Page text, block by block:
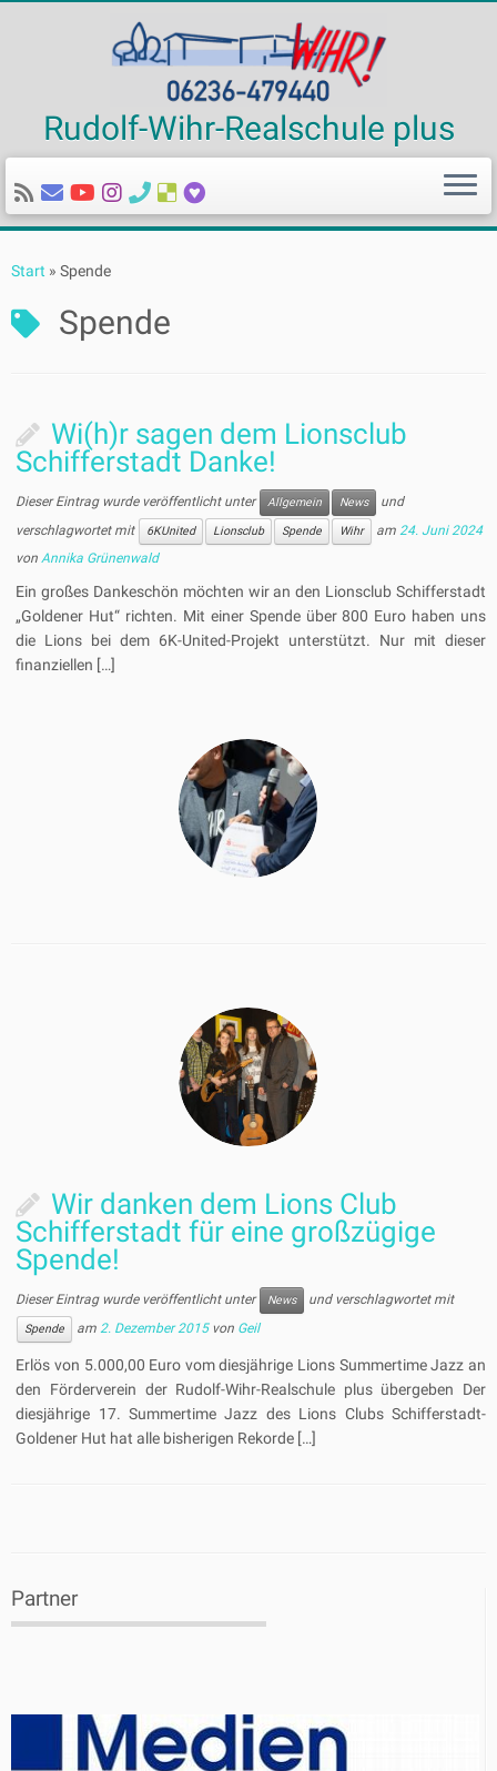
Inhalt
Rudolf-Wihr-Realschule plus
Start » Spende
Spende
Wi(h)r sagen dem Lionsclub
Schifferstadt Danke!
Dieser Eintrag wurde veröffentlicht unter Allgemein News
und
verschlagwortet mit
6KUnited Lionsclub Spende Wihr am24. Juni 2024
vonAnnika Grünenwald
Ein großes Dankeschön möchten wir an den Lionsclub Schifferstadt
„Goldener Hut“ richten. Mit einer Spende über 800 Euro haben uns
die Lions bei dem 6K-United-Projekt unterstützt. Nur mit dieser
finanziellen […]
Wir danken dem Lions Club
Schifferstadt für eine großzügige
Spende!
Dieser Eintrag wurde veröffentlicht unter News und verschlagwortet mit
Spende am2. Dezember 2015 von Geil
Erlös von 5.000,00 Euro vom diesjährige Lions Summertime Jazz an
den Förderverein der Rudolf-Wihr-Realschule plus übergeben Der
diesjährige 17. Summertime Jazz des Lions Clubs Schifferstadt-
Goldener Hut hat alle bisherigen Rekorde […]
Partner